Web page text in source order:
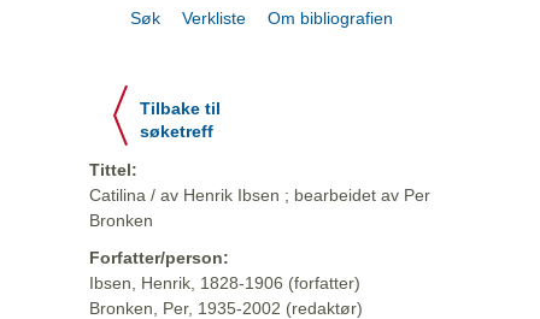
Søk Verkliste Om bibliografien
Tilbake til
søketreff
Tittel:
Catilina / av Henrik Ibsen ; bearbeidet av Per
Bronken
Forfatter/person:
Ibsen, Henrik, 1828-1906 (forfatter)
Bronken, Per, 1935-2002 (redaktør)